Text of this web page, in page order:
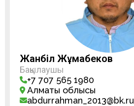
Жанәбіл Жұмабеков
Бақылаушы
+7 707 565 1980
Алматы облысы
abdurrahman_2013@bk.ru